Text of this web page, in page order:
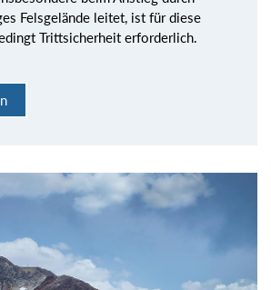
Felsgelände leitet, ist für diese
Trittsicherheit erforderlich.